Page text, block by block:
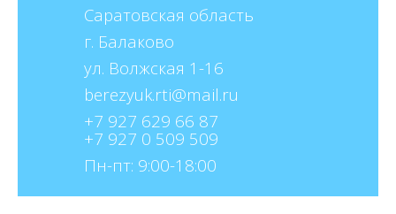
Саратовская область
г. Балаково
ул. Волжская 1-16
berezyuk.rti@mail.ru
+7 927 629 66 87
+7 927 0 509 509
Пн-пт: 9:00-18:00